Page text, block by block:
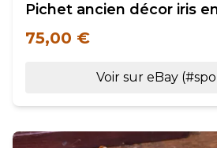
Pichet ancien décor iris
75,00 €
Voir sur eBay